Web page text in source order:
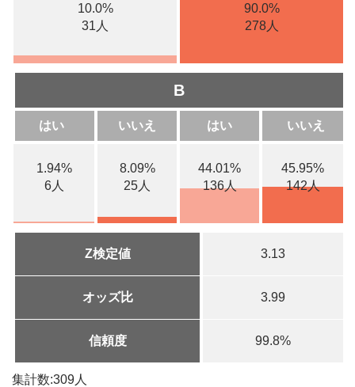
10.0%
31人
90.0%
278人
B
はい いいえ はい いいえ
1.94%
6人
8.09%
25人
44.01%
136人
45.95%
142人
Z検定値 3.13
オッズ比 3.99
信頼度 99.8%
集計数:309人